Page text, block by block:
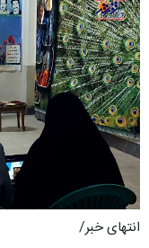
انتهای خبر/